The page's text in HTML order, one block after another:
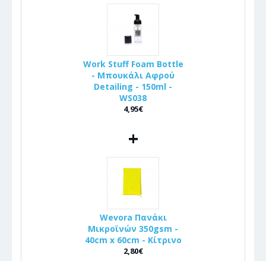
Work Stuff Foam Bottle
- Μπουκάλι Αφρού
Detailing - 150ml -
WS038
4,95€
+
Wevora Πανάκι
Μικροϊνών 350gsm -
40cm x 60cm - Κίτρινο
2,80€